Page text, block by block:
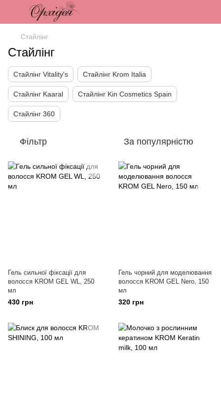
Стайлінг
Стайлінг
Стайлінг Vitality's Стайлінг Krom Italia
Стайлінг Kaaral Стайлінг Kin Cosmetics Spain
Стайлінг 360
Фільтр За популярністю
Гель сильної фіксації для
волосся KROM GEL WL, 250
мл
430 грн
Гель чорний для моделювання
волосся KROM GEL Nero, 150
мл
320 грн